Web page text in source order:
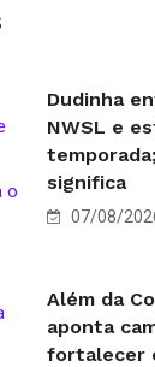
Dudinha
NWSL e
significa
07/08/
Além da
aponta
fortalecer